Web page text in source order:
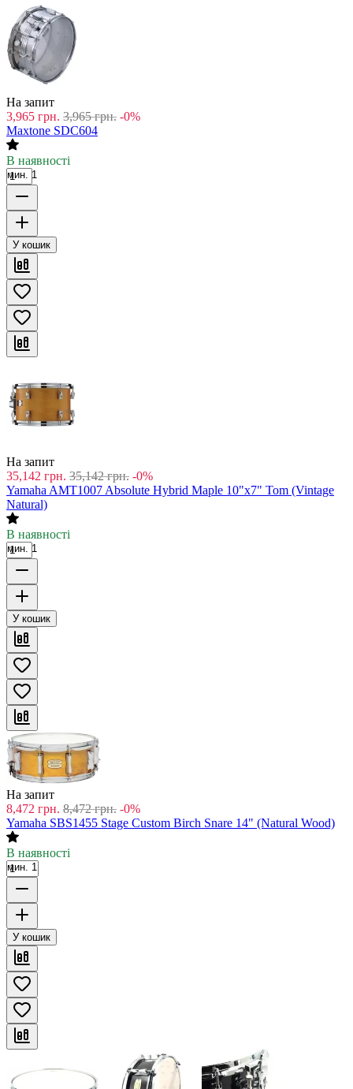
На запит
3,965 грн. 3,965 грн. -0%
Maxtone SDC604
В наявності
мин. 1
У кошик
На запит
35,142 грн. 35,142 грн. -0%
Yamaha AMT1007 Absolute Hybrid Maple 10"x7" Tom (Vintage
Natural)
В наявності
мин. 1
У кошик
На запит
8,472 грн. 8,472 грн. -0%
Yamaha SBS1455 Stage Custom Birch Snare 14" (Natural Wood)
В наявності
мин. 1
У кошик